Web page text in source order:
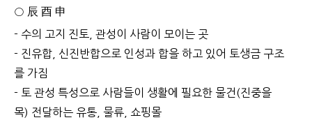
○ 辰 酉 申
- 수의 고지 진토, 관성이 사람이 모이는 곳
- 진유합, 신진반합으로 인성과 합을 하고 있어 토생금 구조
를 가짐
- 토 관성 특성으로 사람들이 생활에 필요한 물건(진중을
목) 전달하는 유통, 물류, 쇼핑몰